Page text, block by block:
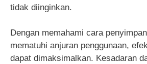
tidak diinginkan.
Dengan memahami cara
mematuhi anjuran penggunaan,
dapat dimaksimalkan. Kesadaran